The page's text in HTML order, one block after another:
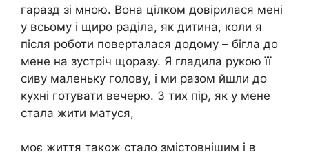
гаразд зі мною. Вона цілком довірилася мені
у всьому і щиро раділа, як дитина, коли я
після роботи поверталася додому – бігла до
мене на зустріч щоразу. Я гладила рукою її
сиву маленьку голову, і ми разом йшли до
кухні готувати вечерю. З тих пір, як у мене
стала жити матуся,
моє життя також стало змістовнішим і в